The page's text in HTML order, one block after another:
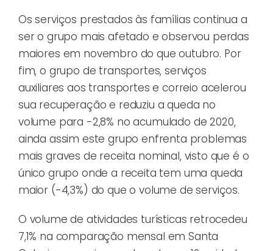
Os serviços prestados às famílias continua a
ser o grupo mais afetado e observou perdas
maiores em novembro do que outubro. Por
fim, o grupo de transportes, serviços
auxiliares aos transportes e correio acelerou
sua recuperação e reduziu a queda no
volume para -2,8% no acumulado de 2020,
ainda assim este grupo enfrenta problemas
mais graves de receita nominal, visto que é o
único grupo onde a receita tem uma queda
maior (-4,3%) do que o volume de serviços.
O volume de atividades turísticas retrocedeu
7,1% na comparação mensal em Santa